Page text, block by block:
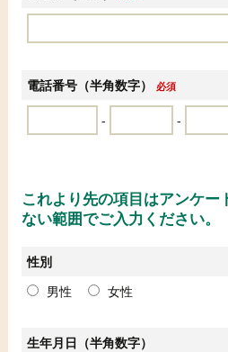
電話番号（半角数字） 必須
- -
これより先の項目はアンケー
ない範囲でご入力ください。
性別
男性
女性
生年月日（半角数字）